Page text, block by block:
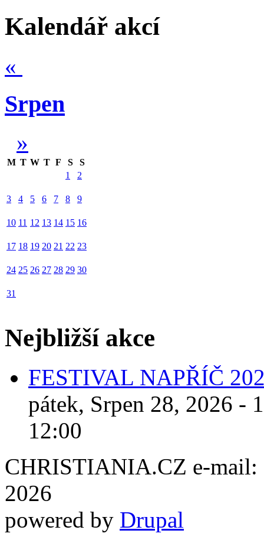
Kalendář akcí
«
Srpen
»
M T W T F S
S
1
2
3 4 5 6 7 8 9
10 11 12 13 14 15 16
17 18 19 20 21 22 23
24 25 26 27 28 29 30
31
Nejbližší akce
FESTIVAL NAPŘÍČ
pátek, Srpen 28, 2026 -
12:00
CHRISTIANIA.CZ e-mail:
2026
powered by Drupal